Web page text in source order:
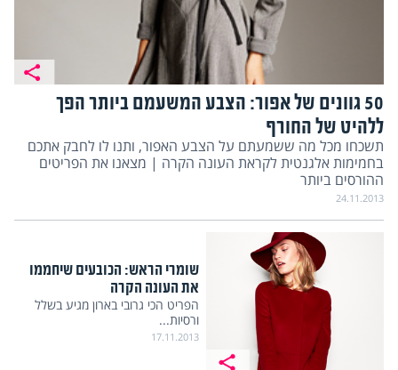
50 גוונים של אפור: הצבע המשעמם ביותר הפך
ללהיט של החורף
תשכחו מכל מה ששמעתם על הצבע האפור, ותנו לו לחבק אתכם
בחמימות אלגנטית לקראת העונה הקרה | מצאנו את הפריטים
ההורסים ביותר
24.11.2013
שומרי הראש: הכובעים שיחממו
את העונה הקרה
הפריט הכי גרובי בארון מגיע בשלל
ורסיות...
17.11.2013